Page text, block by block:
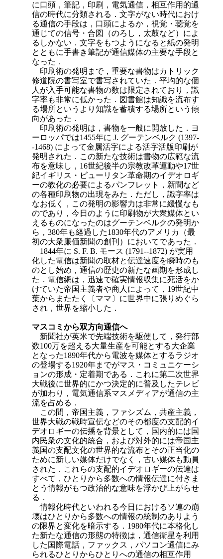
に口頭，筆記，印刷，電気通信，相互作用的通
信の時代に分類される．文字がない時代におけ
る通信の手段は，口頭によるか，視覚・聴覚を
通じての信号・合図（のろし，太鼓など）によ
るしかない．文字をもつようになると紙の発明
とともに手書き筆記が通信媒体の主要な手段と
なった．
印刷術の発明まで，重要な書物はカトリック
修道院の書写室で書写されていた．平均的な個
人が入手可能な書物の数は限定されており，識
字率も非常に低かった．図書館は知識を流布す
る場所というより知識を蓄積する場所という傾
向があった．
印刷術の発明は，書物を一般に開放した．ヨ
ーロッパでは1455年に J. グーテンベルク (1397-
-1468) によって金属活字による活字活版印刷が
発明された．この新たな技術は書物の広範な流
布を意味し，16世紀後半の宗教改革運動や17世
紀イギリス・ピューリタン革命期のイデオロギ
ーの教化の必要によるパンフレット，新聞など
の各種印刷物の出現をみた．ただし，識字率は
なお低く，この発明の影響力は非常に緩慢なも
のであり，今日のように印刷物が大衆媒体とい
えるものになったのはグーテンベルクの発明か
ら，380年も経過した1830年代のアメリカ（最
初の大衆廉価新聞の創刊）においてであった．
1844年に S. F. B. モース (1791--1872) が実用
化した電信は新聞の取材と伝達速度を瞬時のも
のとし始め，通信の歴史の新たな画期を形成し
た．電信網は，迅速で確実情報収集に死活をか
けていた帝国主義者や商人によって，19世紀中
葉からまたたく〔ママ〕に世界中に張りめぐら
され，世界を縮小した．
マスコミから双方向通信へ
新聞社が英米で先端技術を駆使して，発行部
数100万を超える大量生産を可能とする大企業
となった1890年代から電波を媒体とするラジオ
の登場する1920年までがマス・コミュニケーシ
ョンの形成・定着期である．これに第二次世界
大戦後に世界的にかつ決定的に普及したテレビ
が加わり，電気通信系マスメディアが通信の主
流を占める．
この間，帝国主義，ファシズム，共産主義，
世界大戦の戦時宣伝などのその都度の支配的イ
デオロギーの伝播を背景として，国内的には国
内民衆の文化的統合，および対外的には帝国主
義国の支配文化の世界的な流布とその正当化の
ために新しい媒体だけでなく，古い媒体も動員
された．これらの支配的イデオロギーの伝達は
すべて，ひとりから多数への情報伝達に付きま
とう情報がもつ政治的な意味を浮かび上がらせ
る．
情報化時代といわれる今日におけるソ連の崩
壊はひとりから多数への情報の統制のありよう
の限界と変化を暗示する．1980年代に本格化し
た新たな通信の形態の特徴は，通信衛星を利用
した国際電話，ファックス，パソコン通信にみ
られるひとりからひとりへの通信の相互作用